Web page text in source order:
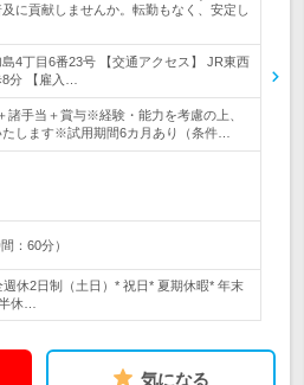
に貢献しませんか。転勤もなく、安定し
4丁目6番23号 【交通アクセス】 JR東西
分 【雇入…
諸手当＋賞与※経験・能力を考慮の上、
します※試用期間6カ月あり（条件…
：60分）
休2日制（土日）* 祝日* 夏期休暇* 年末
休…
気になる